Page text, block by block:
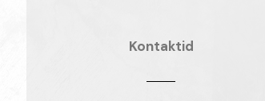
Kontaktid